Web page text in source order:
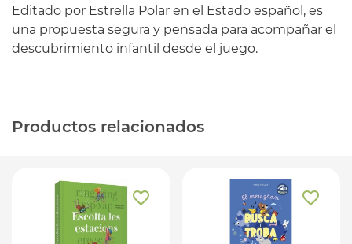
Editado por Estrella Polar en el Estado español, es
una propuesta segura y pensada para acompañar el
descubrimiento infantil desde el juego.
Productos relacionados